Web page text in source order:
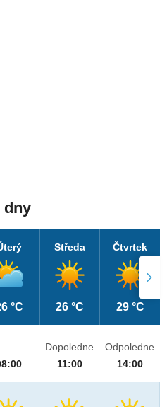
dny
°C
Středa
26 °C
Čtvrtek
29 °C
Dopoledne
11:00
Odpoledne
14:00